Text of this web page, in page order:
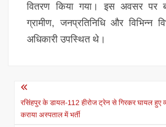
वितरण किया गया। इस अवसर पर
ग्रामीण, जनप्रतिनिधि और विभिन्न
अधिकारी उपस्थित थे।
Post
navigation
रसिंहपुर के डायल-112 हीरोज ट्रेन से गिरकर घायल हुए
कराया अस्पताल में भर्ती